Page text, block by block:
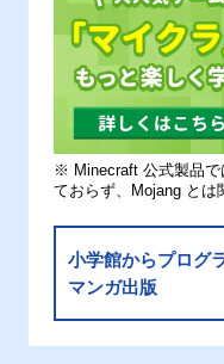
※ Minecraft 公式製品で
ておらず、Mojang とは
小学館からプログ
マンガ出版